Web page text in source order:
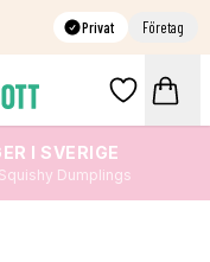
Privat Företag
I SVERIGE
Dumplings